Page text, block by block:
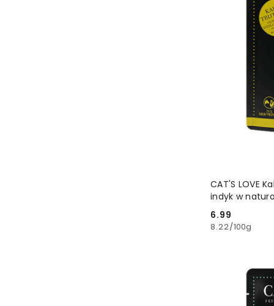
CAT'S LOVE
indyk w
Cena:
6.99
8.22/100g